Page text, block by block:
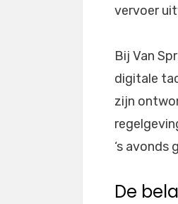
vervoer
Bij Van
digitale
zijn
‘s avonds
De